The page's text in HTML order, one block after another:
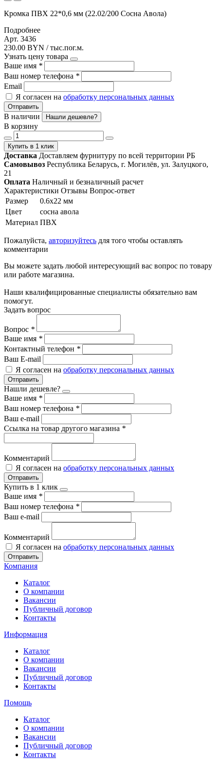
Кромка ПВХ 22*0,6 мм (22.02/200 Сосна Авола)
Подробнее
Арт. 3436
230.00 BYN / тыс.пог.м.
Узнать цену товара
Ваше имя *
Ваш номер телефона *
Email
Я согласен на обработку персональных данных
Отправить
В наличии Нашли дешевле?
В корзину
Купить в 1 клик
Доставка Доставляем фурнитуру по всей территории РБ
Самовывоз Республика Беларусь, г. Могилёв, ул. Залуцкого,
21
Оплата Наличный и безналичный расчет
Характеристики Отзывы Вопрос-ответ
Размер
0.6х22 мм
Цвет
сосна авола
Материал ПВХ
Пожалуйста, авторизуйтесь для того чтобы оставлять
комментарии
Вы можете задать любой интересующий вас вопрос по товару
или работе магазина.
Наши квалифицированные специалисты обязательно вам
помогут.
Задать вопрос
Вопрос *
Ваше имя *
Контактный телефон *
Ваш E-mail
Я согласен на обработку персональных данных
Отправить
Нашли дешевле?
Ваше имя *
Ваш номер телефона *
Ваш e-mail
Ссылка на товар другого магазина *
Комментарий
Я согласен на обработку персональных данных
Отправить
Купить в 1 клик
Ваше имя *
Ваш номер телефона *
Ваш e-mail
Комментарий
Я согласен на обработку персональных данных
Отправить
Компания
Каталог
О компании
Вакансии
Публичный договор
Контакты
Информация
Каталог
О компании
Вакансии
Публичный договор
Контакты
Помощь
Каталог
О компании
Вакансии
Публичный договор
Контакты